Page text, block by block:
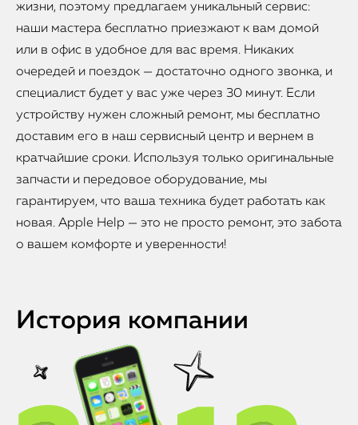
жизни, поэтому предлагаем уникальный сервис:
наши мастера бесплатно приезжают к вам домой
или в офис в удобное для вас время. Никаких
очередей и поездок — достаточно одного звонка, и
специалист будет у вас уже через 30 минут. Если
устройству нужен сложный ремонт, мы бесплатно
доставим его в наш сервисный центр и вернем в
кратчайшие сроки. Используя только оригинальные
запчасти и передовое оборудование, мы
гарантируем, что ваша техника будет работать как
новая. Apple Help — это не просто ремонт, это забота
о вашем комфорте и уверенности!
История компании